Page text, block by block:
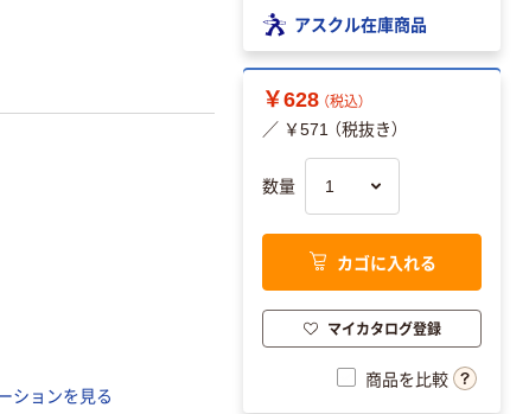
ションを見る
アスクル在庫商品
￥628 （税込）
／ ￥571 （税抜き）
数量
カゴに入れる
マイカタログ登録
商品を比較